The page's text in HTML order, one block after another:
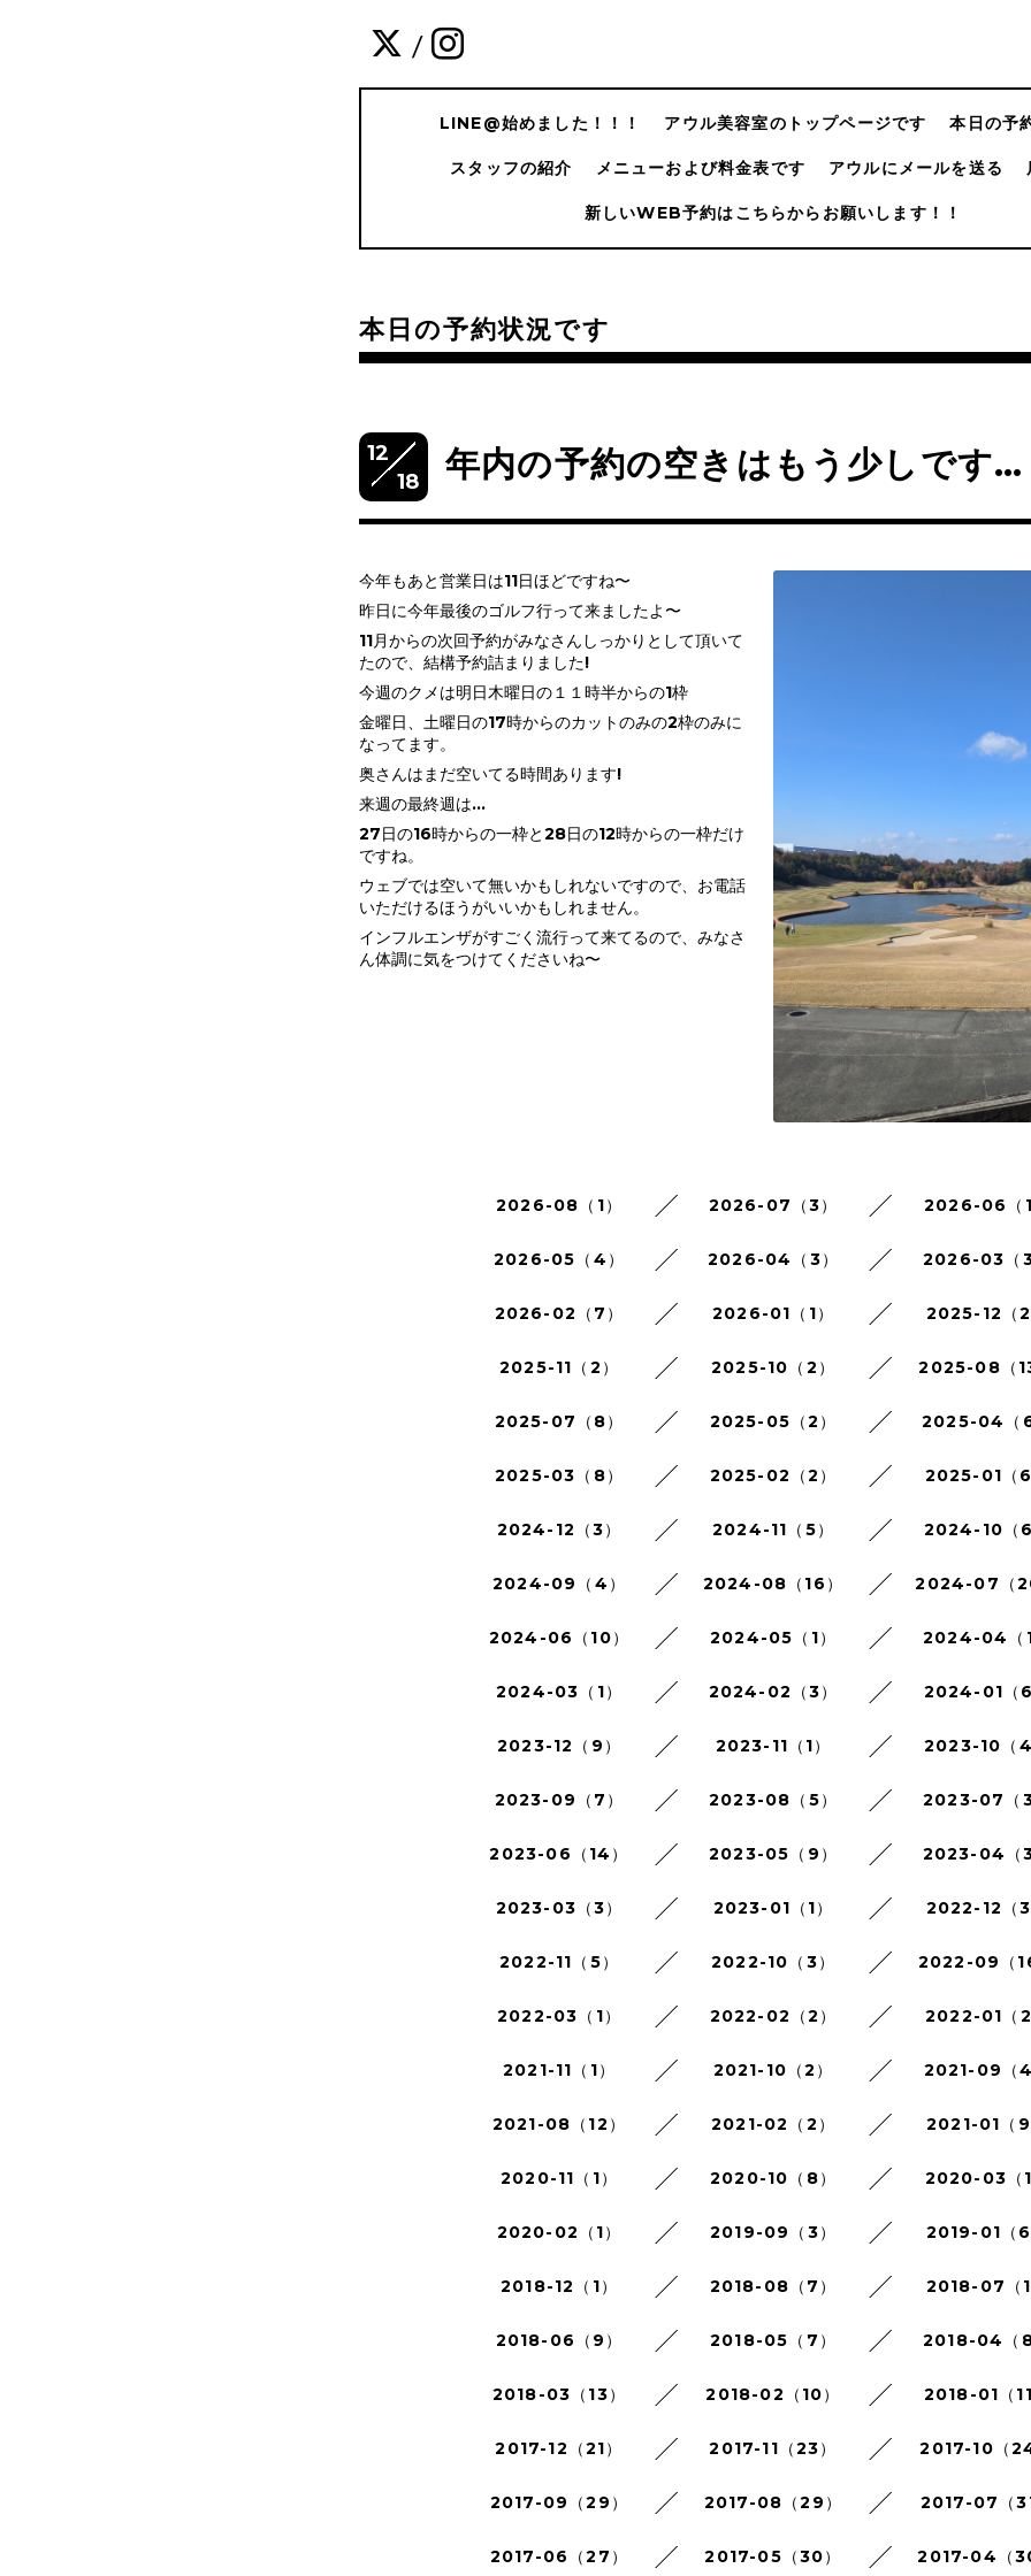
/
LINE@始めました！！！ アウル美容室のトップページです 本日の予
スタッフの紹介 メニューおよび料金表です アウルにメールを送る
新しいWEB予約はこちらからお願いします！！
本日の予約状況です
12
18
年内の予約の空きはもう少しです…
今年もあと営業日は11日ほどですね〜
昨日に今年最後のゴルフ行って来ましたよ〜
11月からの次回予約がみなさんしっかりとして頂いて
たので、結構予約詰まりました!
今週のクメは明日木曜日の１１時半からの1枠
金曜日、土曜日の17時からのカットのみの2枠のみに
なってます。
奥さんはまだ空いてる時間あります!
来週の最終週は…
27日の16時からの一枠と28日の12時からの一枠だけ
ですね。
ウェブでは空いて無いかもしれないですので、お電話
いただけるほうがいいかもしれません。
インフルエンザがすごく流行って来てるので、みなさ
ん体調に気をつけてくださいね〜
2026-08（1） 2026-07（3） 2026-06（1
2026-05（4） 2026-04（3） 2026-03（3
2026-02（7） 2026-01（1） 2025-12（2
2025-11（2） 2025-10（2） 2025-08（13
2025-07（8） 2025-05（2） 2025-04（6
2025-03（8） 2025-02（2） 2025-01（6
2024-12（3） 2024-11（5） 2024-10（6
2024-09（4） 2024-08（16） 2024-07（
2024-06（10） 2024-05（1） 2024-04（1
2024-03（1） 2024-02（3） 2024-01（6
2023-12（9） 2023-11（1） 2023-10（4
2023-09（7） 2023-08（5） 2023-07（3
2023-06（14） 2023-05（9） 2023-04（3
2023-03（3） 2023-01（1） 2022-12（3
2022-11（5） 2022-10（3） 2022-09（16
2022-03（1） 2022-02（2） 2022-01（2
2021-11（1） 2021-10（2） 2021-09（4
2021-08（12） 2021-02（2） 2021-01（9
2020-11（1） 2020-10（8） 2020-03（1
2020-02（1） 2019-09（3） 2019-01（6
2018-12（1） 2018-08（7） 2018-07（1
2018-06（9） 2018-05（7） 2018-04（8
2018-03（13） 2018-02（10） 2018-01（11
2017-12（21） 2017-11（23） 2017-10（24
2017-09（29） 2017-08（29） 2017-07（31
2017-06（27） 2017-05（30） 2017-04（